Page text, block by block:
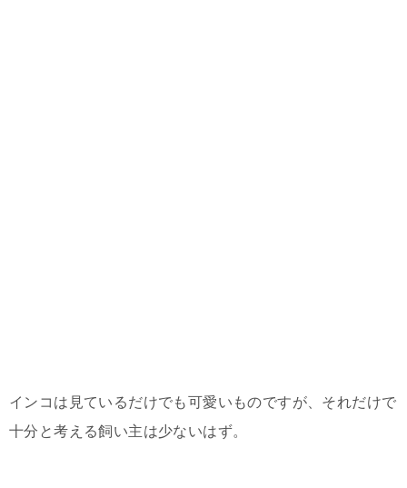
インコは見ているだけでも可愛いものですが、それだけで
十分と考える飼い主は少ないはず。